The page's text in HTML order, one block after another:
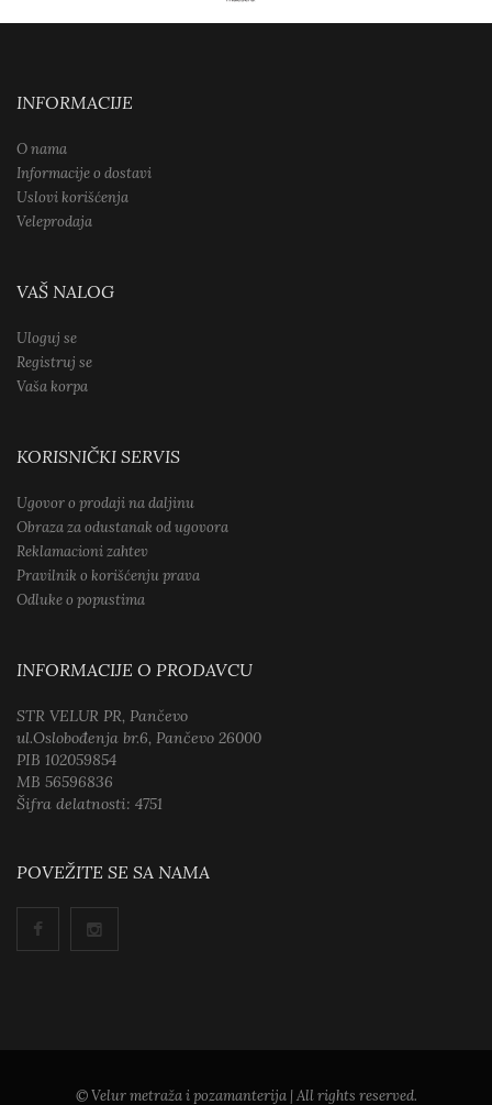
INFORMACIJE
O nama
Informacije o dostavi
Uslovi korišćenja
Veleprodaja
VAŠ NALOG
Uloguj se
Registruj se
Vaša korpa
KORISNIČKI SERVIS
Ugovor o prodaji na daljinu
Obraza za odustanak od ugovora
Reklamacioni zahtev
Pravilnik o korišćenju prava
Odluke o popustima
INFORMACIJE O PRODAVCU
STR VELUR PR, Pančevo
ul.Oslobođenja br.6, Pančevo 26000
PIB 102059854
MB 56596836
Šifra delatnosti: 4751
POVEŽITE SE SA NAMA
© Velur metraža i pozamanterija | All rights reserved.